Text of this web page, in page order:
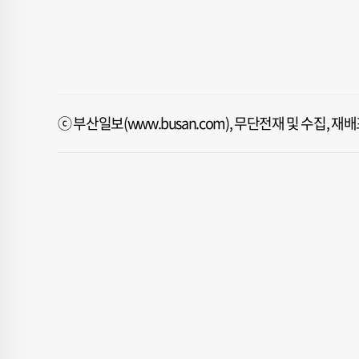
ⓒ 부산일보(www.busan.com), 무단전재 및 수집, 재